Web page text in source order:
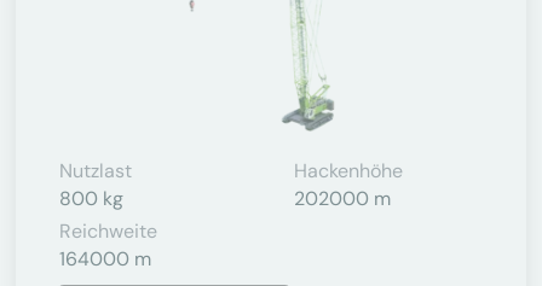
Nutzlast
800 kg
Hackenhöhe
202000 m
Reichweite
164000 m